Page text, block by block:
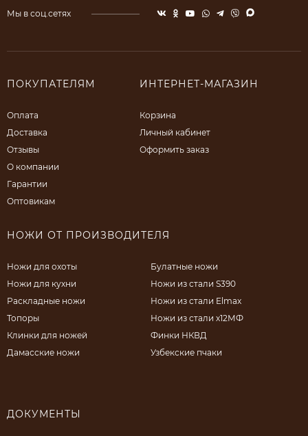
Мы в соц.сетях
ПОКУПАТЕЛЯМ
Оплата
Доставка
Отзывы
О компании
Гарантии
Оптовикам
ИНТЕРНЕТ-МАГАЗИН
Корзина
Личный кабинет
Оформить заказ
НОЖИ ОТ ПРОИЗВОДИТЕЛЯ
Ножи для охоты
Ножи для кухни
Раскладные ножи
Топоры
Клинки для ножей
Дамасские ножи
Булатные ножи
Ножи из стали S390
Ножи из стали Elmax
Ножи из стали х12МФ
Финки НКВД
Узбекские пчаки
ДОКУМЕНТЫ